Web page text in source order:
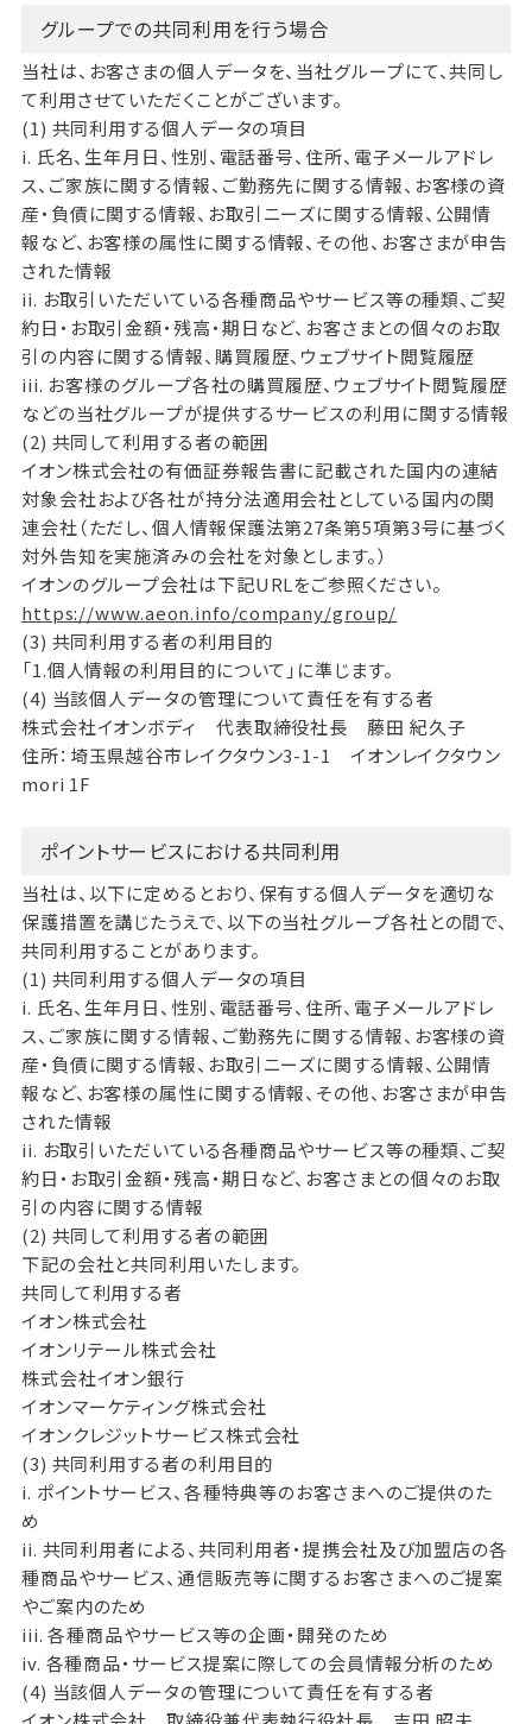
グループでの共同利用を行う場合
当社は、お客さまの個人データを、当社グループにて、共同し
て利用させていただくことがございます。
(1) 共同利用する個人データの項目
i. 氏名、生年月日、性別、電話番号、住所、電子メールアドレ
ス、ご家族に関する情報、ご勤務先に関する情報、お客様の資
産・負債に関する情報、お取引ニーズに関する情報、公開情
報など、お客様の属性に関する情報、その他、お客さまが申告
された情報
ii. お取引いただいている各種商品やサービス等の種類、ご契
約日・お取引金額・残高・期日など、お客さまとの個々のお取
引の内容に関する情報、購買履歴、ウェブサイト閲覧履歴
iii. お客様のグループ各社の購買履歴、ウェブサイト閲覧履歴
などの当社グループが提供するサービスの利用に関する情報
(2) 共同して利用する者の範囲
イオン株式会社の有価証券報告書に記載された国内の連結
対象会社および各社が持分法適用会社としている国内の関
連会社（ただし、個人情報保護法第27条第5項第3号に基づく
対外告知を実施済みの会社を対象とします。）
イオンのグループ会社は下記URLをご参照ください。
https://www.aeon.info/company/group/
(3) 共同利用する者の利用目的
「1.個人情報の利用目的について」に準じます。
(4) 当該個人データの管理について責任を有する者
株式会社イオンボディ 代表取締役社長 藤田 紀久子
住所：埼玉県越谷市レイクタウン3-1-1 イオンレイクタウン
mori 1F
ポイントサービスにおける共同利用
当社は、以下に定めるとおり、保有する個人データを適切な
保護措置を講じたうえで、以下の当社グループ各社との間で、
共同利用することがあります。
(1) 共同利用する個人データの項目
i. 氏名、生年月日、性別、電話番号、住所、電子メールアドレ
ス、ご家族に関する情報、ご勤務先に関する情報、お客様の資
産・負債に関する情報、お取引ニーズに関する情報、公開情
報など、お客様の属性に関する情報、その他、お客さまが申告
された情報
ii. お取引いただいている各種商品やサービス等の種類、ご契
約日・お取引金額・残高・期日など、お客さまとの個々のお取
引の内容に関する情報
(2) 共同して利用する者の範囲
下記の会社と共同利用いたします。
共同して利用する者
イオン株式会社
イオンリテール株式会社
株式会社イオン銀行
イオンマーケティング株式会社
イオンクレジットサービス株式会社
(3) 共同利用する者の利用目的
i. ポイントサービス、各種特典等のお客さまへのご提供のた
め
ii. 共同利用者による、共同利用者・提携会社及び加盟店の各
種商品やサービス、通信販売等に関するお客さまへのご提案
やご案内のため
iii. 各種商品やサービス等の企画・開発のため
iv. 各種商品・サービス提案に際しての会員情報分析のため
(4) 当該個人データの管理について責任を有する者